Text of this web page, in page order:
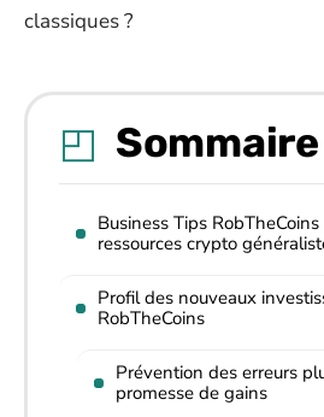
classiques ?
Sommaire
Business Tips
ressources crypto
Profil des nouveaux
RobTheCoins
Prévention des erreurs
promesse de gains